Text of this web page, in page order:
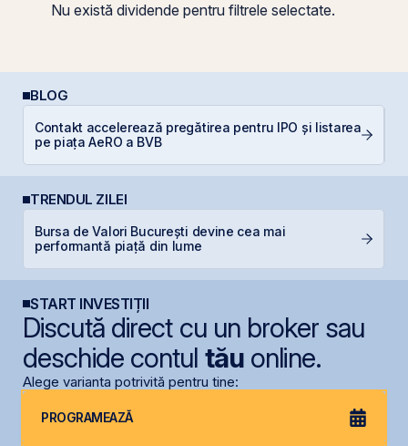
Nu există dividende pentru filtrele selectate.
BLOG
Contakt accelerează pregătirea pentru IPO și listarea
pe piața AeRO a BVB
TRENDUL ZILEI
Bursa de Valori București devine cea mai
performantă piață din lume
START INVESTIȚII
Discută direct cu un broker sau
deschide contul tăuonline.
Alege varianta potrivită pentru tine:
PROGRAMEAZĂ